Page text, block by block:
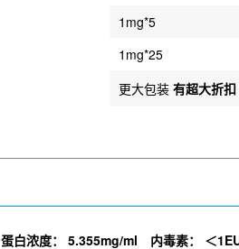
1mg*5
1mg*25
更大包装 有超大折扣
蛋白浓度： 5.355mg/ml 内毒素： ＜